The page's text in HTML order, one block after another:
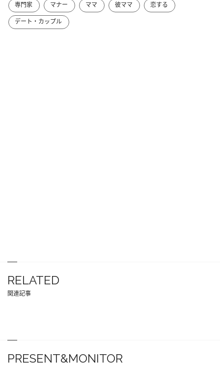
専門家 マナー ママ 彼ママ
恋する
デート・カップル
RELATED
関連記事
PRESENT&MONITOR